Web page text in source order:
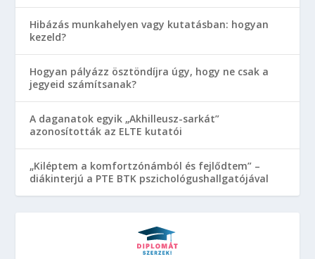
Hibázás munkahelyen vagy kutatásban: hogyan
kezeld?
Hogyan pályázz ösztöndíjra úgy, hogy ne csak a
jegyeid számítsanak?
A daganatok egyik „Akhilleusz-sarkát”
azonosították az ELTE kutatói
„Kiléptem a komfortzónámból és fejlődtem” –
diákinterjú a PTE BTK pszichológushallgatójával